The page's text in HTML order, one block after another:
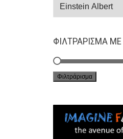
ΦΙΛΤΡΆΡΙΣΜΑ
Φιλτράρισμα